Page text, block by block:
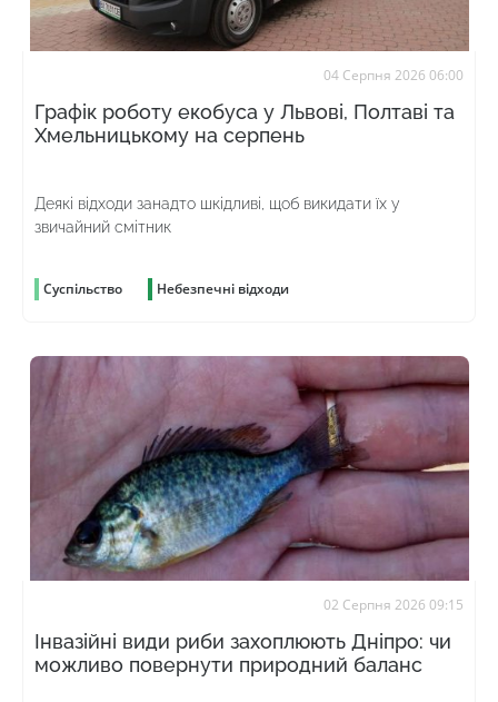
04 Серпня 2026 06:00
Графік роботу екобуса у Львові, Полтаві та
Хмельницькому на серпень
Деякі відходи занадто шкідливі, щоб викидати їх у
звичайний смітник
Суспільство Небезпечні відходи
02 Серпня 2026 09:15
Інвазійні види риби захоплюють Дніпро: чи
можливо повернути природний баланс